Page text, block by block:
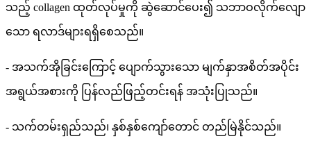
သည့် collagen ထုတ်လုပ်မှုကို ဆွဲဆောင်ပေး၍ သဘာဝလိုက်လျော
သော ရလာဒ်များရရှိစေသည်။
- အသက်အိုခြင်းကြောင့် ပျောက်သွားသော မျက်နှာအစိတ်အပိုင်း
အရွယ်အစားကို ပြန်လည်ဖြည့်တင်းရန် အသုံးပြုသည်။
- သက်တမ်းရှည်သည်၊ နှစ်နှစ်ကျော်တောင် တည်မြဲနိုင်သည်။